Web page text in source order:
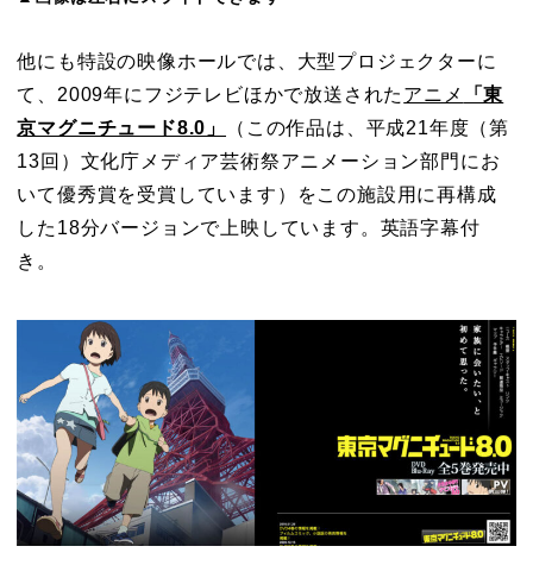
他にも特設の映像ホールでは、大型プロジェクターに
て、2009年にフジテレビほかで放送された アニメ
「東
京マグニチュード8.0」
（この作品は、平成21年度（第
13回）文化庁メディア芸術祭アニメーション部門にお
いて優秀賞を受賞しています）をこの施設用に再構成
した18分バージョンで上映しています。英語字幕付
き。